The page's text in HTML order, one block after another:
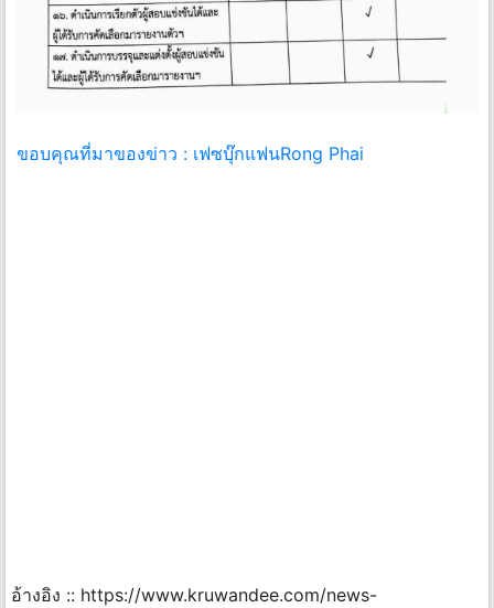
ขอบคุณที่มาของข่าว : เฟซบุ๊กแฟนRong Phai
อ้างอิง :: https://www.kruwandee.com/news-